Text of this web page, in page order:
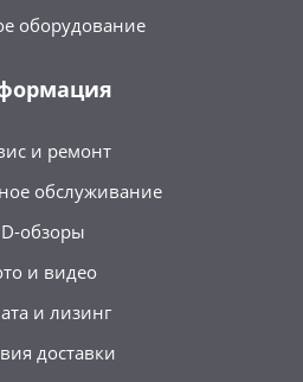
оборудование
и ремонт
обслуживание
обзоры
и видео
и лизинг
доставки